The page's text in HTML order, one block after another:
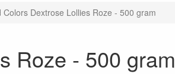
Colors Dextrose Lollies Roze - 500 gram
Roze - 500 gram